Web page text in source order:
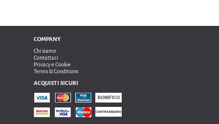
COMPANY
Chi siamo
Contattaci
Privacy e Cookie
Terms & Conditions
ACQUISTI SICURI